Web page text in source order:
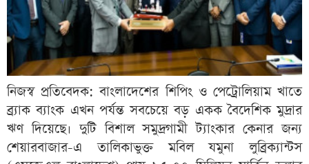
নিজস্ব প্রতিবেদক: বাংলাদেশের শিপিং ও পেট্রোলিয়াম খাতে
ব্র্যাক ব্যাংক এখন পর্যন্ত সবচেয়ে বড় একক বৈদেশিক মুদ্রার
ঋণ দিয়েছে। দুটি বিশাল সমুদ্রগামী ট্যাংকার কেনার জন্য
শেয়ারবাজার-এ তালিকাভুক্ত মবিল যমুনা লুব্রিক্যান্টস